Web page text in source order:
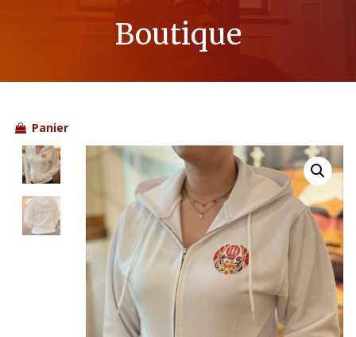
Boutique
Panier